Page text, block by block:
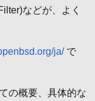
などが、よく
ja/で
の概要、具体的な